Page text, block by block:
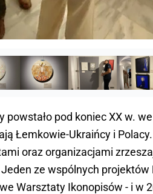
pod koniec XX w.
Łemkowie-Ukraińcy i
oraz organizacjami
ze wspólnych projektów
Warsztaty Ikonopisów - i w